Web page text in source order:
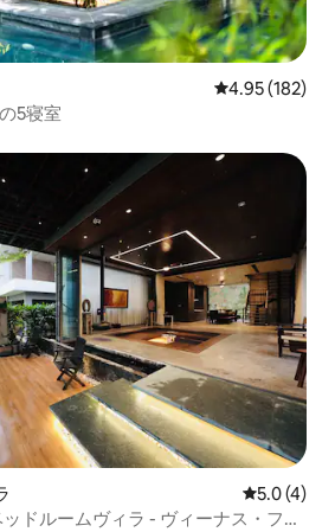
レビュー182
4.95 (182)
5寝室
レビュー4
5.0 (4)
ドルームヴィラ - ヴィーナス・フラ